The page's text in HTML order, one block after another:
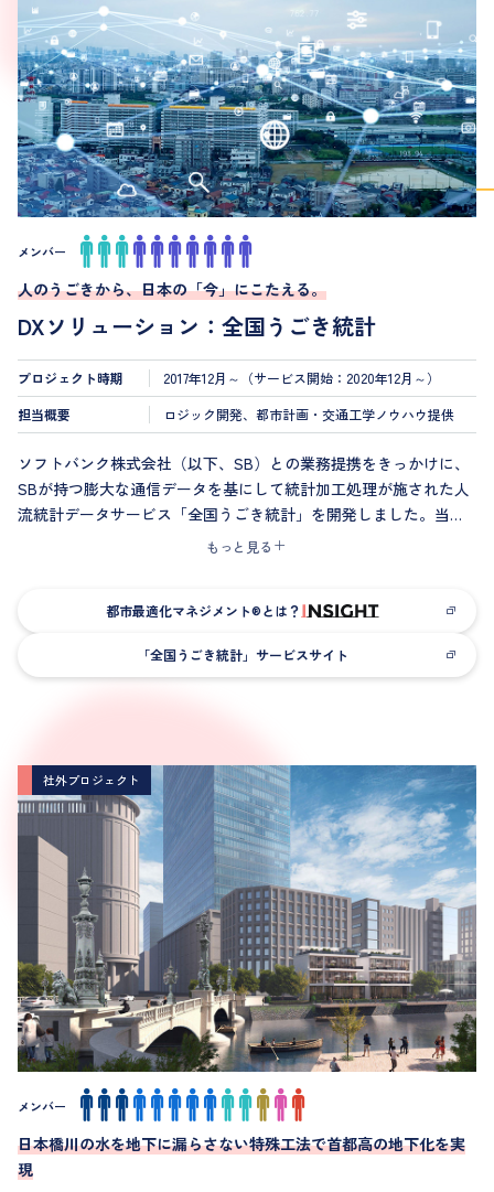
コンサルタントとしての強みを発揮し、震災復興に貢献しまし
た。
メンバー
人のうごきから、日本の「今」にこたえる。
DXソリューション：全国うごき統計
プロジェクト時期
2017年12月～（サービス開始：2020年12月～）
担当概要
ロジック開発、都市計画・交通工学ノウハウ提供
ソフトバンク株式会社（以下、SB）との業務提携をきっかけに、
SBが持つ膨大な通信データを基にして統計加工処理が施された人
流統計データサービス「全国うごき統計」を開発しました。当社
は都市計画や交通工学の知見を活かし、全国1.2億人の日々の動き
能性検討、民間企業の市場調査・競合分析など幅広く活用されて
います。SBの基地局データと当社の人流解析技術を融合し、これ
まで見えなかった人々の動きを可視化することで、都市や社会の
もっと見る
都市最適化マネジメント®とは？
「全国うごき統計」サービスサイト
社外プロジェクト
メンバー
日本橋川の水を地下に漏らさない特殊工法で首都高の地下化を実
現